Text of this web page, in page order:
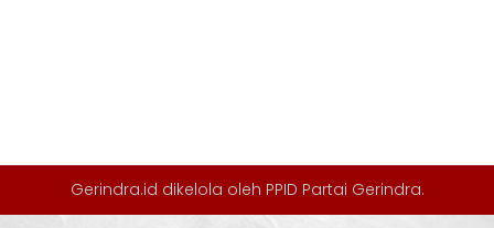
Gerindra.id dikelola oleh PPID Partai Gerindra.